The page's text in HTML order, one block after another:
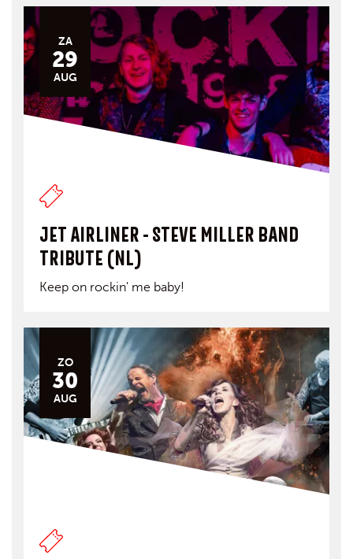
ZA
29
AUG
JET AIRLINER - STEVE MILLER BAND
TRIBUTE (NL)
Keep on rockin' me baby!
ZO
30
AUG